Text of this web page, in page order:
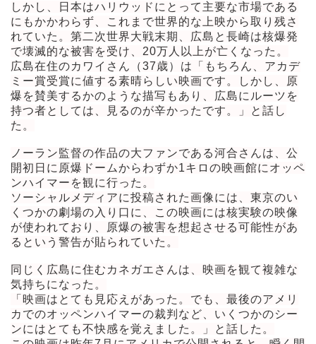
しかし、日本はハリウッドにとって主要な市場である
にもかかわらず、これまで世界的な上映から取り残さ
れていた。第二次世界大戦末期、広島と長崎は核爆発
で壊滅的な被害を受け、20万人以上が亡くなった。
広島在住のカワイさん（37歳）は「もちろん、アカデ
ミー賞受賞に値する素晴らしい映画です。しかし、原
爆を賛美するかのような描写もあり、広島にルーツを
持つ者としては、見るのが辛かったです。」と話し
た。
ノーラン監督の作品の大ファンである河合さんは、公
開初日に原爆ドームからわずか1キロの映画館にオッペ
ンハイマーを観に行った。
ソーシャルメディアに投稿された画像には、東京のい
くつかの劇場の入り口に、この映画には核実験の映像
が使われており、原爆の被害を想起させる可能性があ
るという警告が貼られていた。
同じく広島に住むカネガエさんは、映画を観て複雑な
気持ちになった。
「映画はとても見応えがあった。でも、最後のアメリ
カでのオッペンハイマーの裁判など、いくつかのシー
ンにはとても不快感を覚えました。」と話した。